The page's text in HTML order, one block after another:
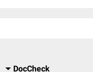
DocCheck